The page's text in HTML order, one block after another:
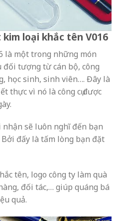
loại khắc tên V016
là một trong những món
tượng từ cán bộ, công
học sinh, sinh viên…. Đây là
thực vì nó là công cụ được
sẽ luôn nghĩ đến bạn
đấy là tấm lòng bạn đặt
tên, logo công ty làm quà
đối tác,… giúp quáng bá
quả.